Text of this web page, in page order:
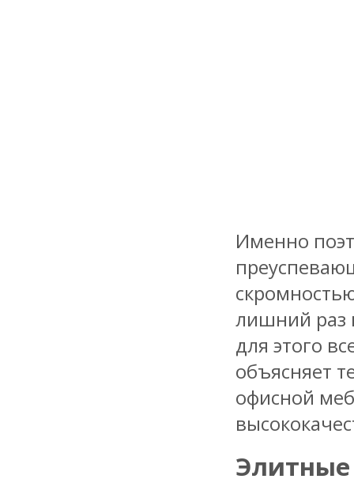
Именно
лишний раз
для этого
объясняет
офисной
Элитные